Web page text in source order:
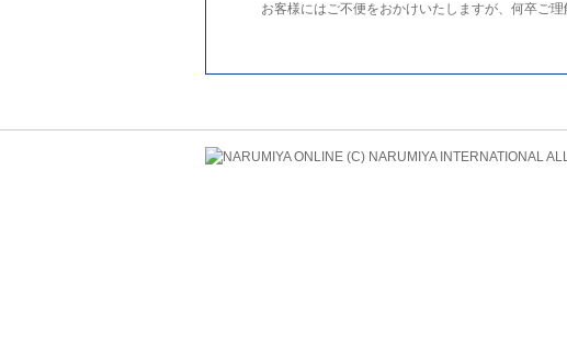
お客様にはご不便をおかけいたしますが、何卒ご